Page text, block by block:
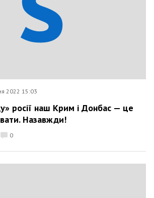
2022 15:03
росії наш Крим і Донбас — це
Назавжди!
0